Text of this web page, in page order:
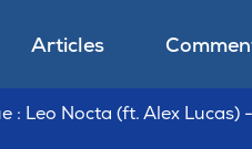
Articles
: Leo Nocta (ft. Alex Lucas)